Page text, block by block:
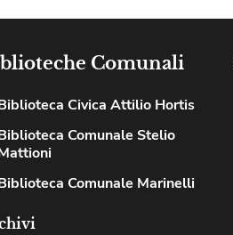
Comunali
Civica Attilio Hortis
Comunale Stelio
Comunale Marinelli